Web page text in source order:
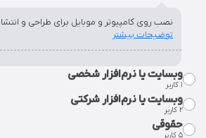
نصب روی کامپیوتر و موبایل برای طراحی و
توضیحات بیشتر
وبسایت یا نرم‌افزار شخصی
۱ کاربر
قراردادن فایل فونت در سورس وبسایت یا
بیشتر
وبسایت یا نرم‌افزار شرکتی
٢ کاربر
حقوقی
۵ کاربر